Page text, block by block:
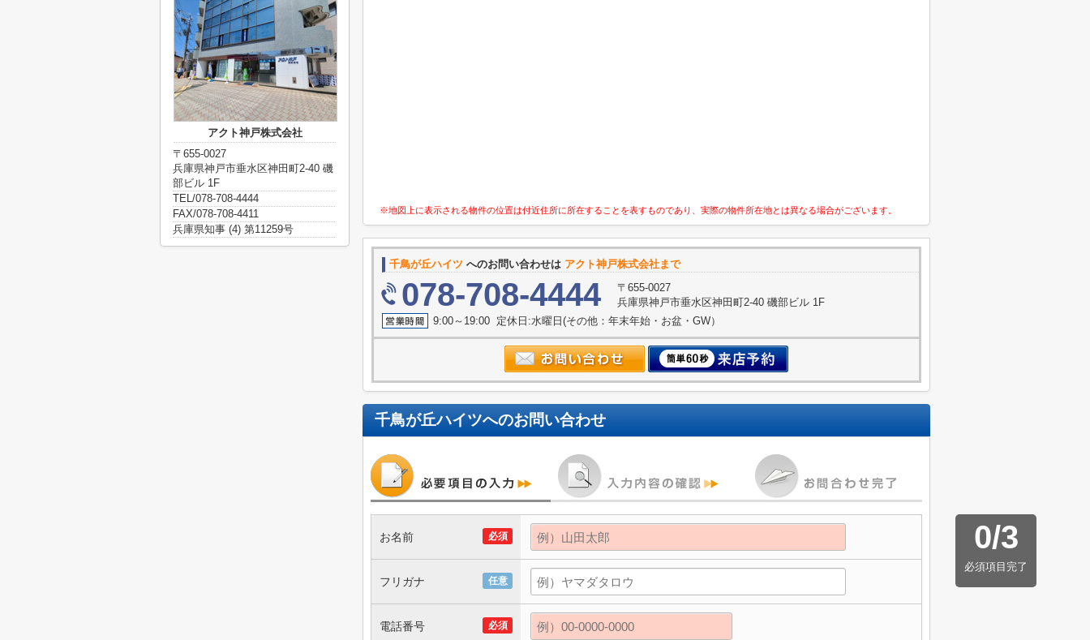
※地図上に表示される物件の位置は付近住所に所在することを表すものであり、実際の物件所在地とは異なる場合がございます。
千鳥が丘ハイツ へのお問い合わせは アクト神戸株式会社まで
078-708-4444
〒655-0027
兵庫県神戸市垂水区神田町2-40 磯部ビル 1F
9:00～19:00 定休日:水曜日(その他：年末年始・お盆・GW）
千鳥が丘ハイツへのお問い合わせ
0/3
必須項目完了
必須
お名前
任意
フリガナ
必須
電話番号
アクト神戸株式会社
〒655-0027
兵庫県神戸市垂水区神田町2-40 磯
部ビル 1F
TEL/078-708-4444
FAX/078-708-4411
兵庫県知事 (4) 第11259号